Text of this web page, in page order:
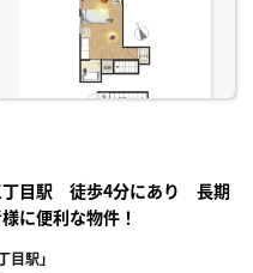
丁目駅 徒歩4分にあり 長期
に便利な物件！
目駅」